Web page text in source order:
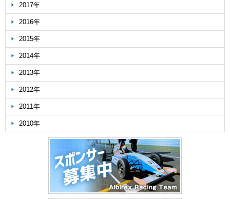
2017年
2016年
2015年
2014年
2013年
2012年
2011年
2010年